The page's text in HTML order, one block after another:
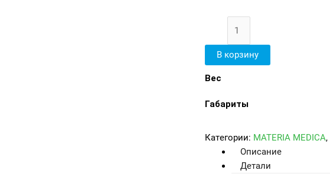
В корзину
Вес
Габариты
Категории: MATERIA MEDICA,
Описание
Детали